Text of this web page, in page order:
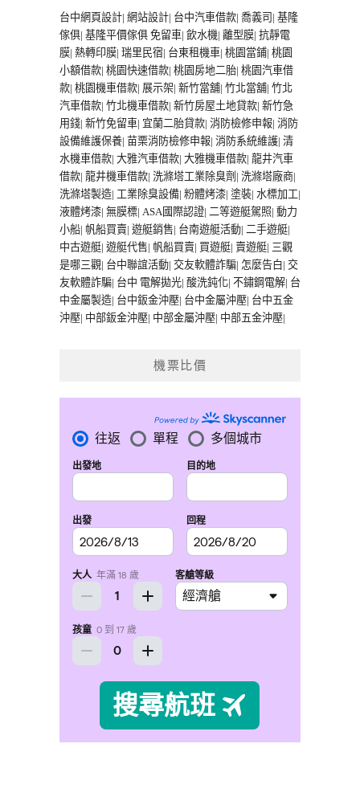
台中網頁設計| 網站設計| 台中汽車借款| 喬義司 | 基隆
傢俱| 基隆平價傢俱 免留車| 飲水機| 離型膜| 抗靜電
膜| 熱轉印膜| 瑞里民宿| 台東租機車| 桃園當鋪| 桃園
小額借款| 桃園快速借款| 桃園房地二胎| 桃園汽車借
款| 桃園機車借款| 展示架| 新竹當舖| 竹北當舖| 竹北
汽車借款| 竹北機車借款| 新竹房屋土地貸款| 新竹急
用錢| 新竹免留車| 宜蘭二胎貸款| 消防檢修申報| 消防
設備維護保養| 苗栗消防檢修申報| 消防系統維護| 清
水機車借款| 大雅汽車借款| 大雅機車借款| 龍井汽車
借款| 龍井機車借款| 洗滌塔工業除臭劑 | 洗滌塔廠商|
洗滌塔製造| 工業除臭設備| 粉體烤漆| 塗裝| 水標加工|
液體烤漆| 無膜標| ASA國際認證| 二等遊艇駕照| 動力
小船| 帆船買賣| 遊艇銷售| 台南遊艇活動| 二手遊艇|
中古遊艇| 遊艇代售| 帆船買賣| 買遊艇| 賣遊艇| 三觀
是哪三觀| 台中聯誼活動| 交友軟體詐騙| 怎麼告白| 交
友軟體詐騙| 台中 電解拋光| 酸洗鈍化| 不鏽鋼電解| 台
中金屬製造| 台中鈑金沖壓| 台中金屬沖壓| 台中五金
沖壓| 中部鈑金沖壓| 中部金屬沖壓| 中部五金沖壓|
機票比價